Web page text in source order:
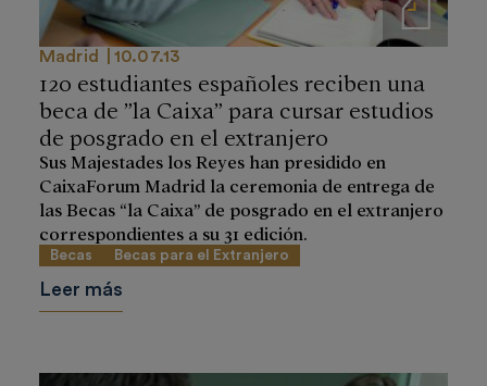
Notas de prensa
Madrid 10.07.13
120 estudiantes españoles reciben una
beca de ”la Caixa” para cursar estudios
de posgrado en el extranjero
Sus Majestades los Reyes han presidido en
CaixaForum Madrid la ceremonia de entrega de
las Becas “la Caixa” de posgrado en el extranjero
correspondientes a su 31 edición.
Becas Becas para el Extranjero
Leer más